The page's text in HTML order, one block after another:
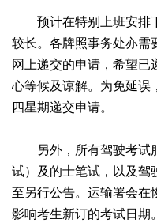
预计在特别上班安排
较长。各牌照事务处亦需
网上递交的申请，希望
心等候及谅解。为免延误
四星期递交申请。
另外，所有驾驶考试
试）及的士笔试，以及驾
至另行公告。运输署会在
影响考生新订的考试日期。